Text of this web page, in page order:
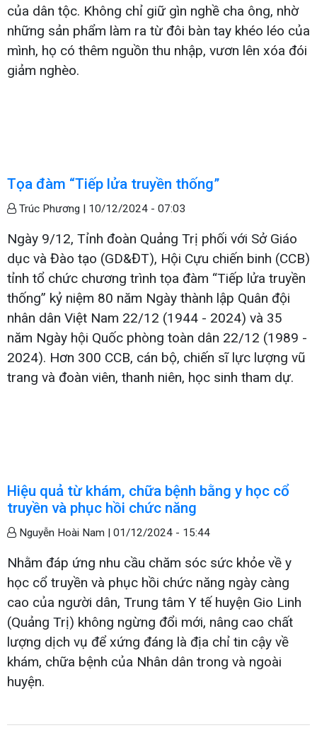
của dân tộc. Không chỉ giữ gìn nghề cha ông, nhờ
những sản phẩm làm ra từ đôi bàn tay khéo léo của
mình, họ có thêm nguồn thu nhập, vươn lên xóa đói
giảm nghèo.
Tọa đàm “Tiếp lửa truyền thống”
Trúc Phương | 10/12/2024 - 07:03
Ngày 9/12, Tỉnh đoàn Quảng Trị phối với Sở Giáo
dục và Đào tạo (GD&ĐT), Hội Cựu chiến binh (CCB)
tỉnh tổ chức chương trình tọa đàm “Tiếp lửa truyền
thống” kỷ niệm 80 năm Ngày thành lập Quân đội
nhân dân Việt Nam 22/12 (1944 - 2024) và 35
năm Ngày hội Quốc phòng toàn dân 22/12 (1989 -
2024). Hơn 300 CCB, cán bộ, chiến sĩ lực lượng vũ
trang và đoàn viên, thanh niên, học sinh tham dự.
Hiệu quả từ khám, chữa bệnh bằng y học cổ
truyền và phục hồi chức năng
Nguyễn Hoài Nam | 01/12/2024 - 15:44
Nhằm đáp ứng nhu cầu chăm sóc sức khỏe về y
học cổ truyền và phục hồi chức năng ngày càng
cao của người dân, Trung tâm Y tế huyện Gio Linh
(Quảng Trị) không ngừng đổi mới, nâng cao chất
lượng dịch vụ để xứng đáng là địa chỉ tin cậy về
khám, chữa bệnh của Nhân dân trong và ngoài
huyện.